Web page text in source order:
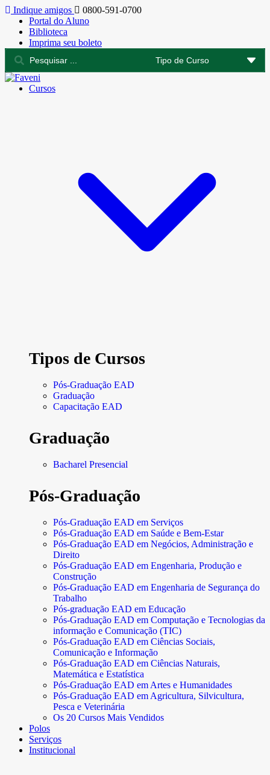
Indique amigos
0800-591-0700
Portal do Aluno
Biblioteca
Imprima seu boleto
Cursos
Tipos de Cursos
Pós-Graduação EAD
Graduação
Capacitação EAD
Graduação
Bacharel Presencial
Pós-Graduação
Pós-Graduação EAD em Serviços
Pós-Graduação EAD em Saúde e Bem-Estar
Pós-Graduação EAD em Negócios, Administração e
Direito
Pós-Graduação EAD em Engenharia, Produção e
Construção
Pós-Graduação EAD em Engenharia de Segurança do
Trabalho
Pós-graduação EAD em Educação
Pós-Graduação EAD em Computação e Tecnologias da
informação e Comunicação (TIC)
Pós-Graduação EAD em Ciências Sociais,
Comunicação e Informação
Pós-Graduação EAD em Ciências Naturais,
Matemática e Estatística
Pós-Graduação EAD em Artes e Humanidades
Pós-Graduação EAD em Agricultura, Silvicultura,
Pesca e Veterinária
Os 20 Cursos Mais Vendidos
Polos
Serviços
Institucional